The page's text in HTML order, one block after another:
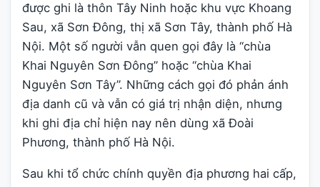
được ghi là thôn Tây Ninh hoặc khu vực Khoang
Sau, xã Sơn Đông, thị xã Sơn Tây, thành phố Hà
Nội. Một số người vẫn quen gọi đây là “chùa
Khai Nguyên Sơn Đông” hoặc “chùa Khai
Nguyên Sơn Tây”. Những cách gọi đó phản ánh
địa danh cũ và vẫn có giá trị nhận diện, nhưng
khi ghi địa chỉ hiện nay nên dùng xã Đoài
Phương, thành phố Hà Nội.
Sau khi tổ chức chính quyền địa phương hai cấp,